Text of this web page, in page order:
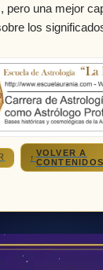
pero una mejor
los
↑VOLVER A
CONTENIDOS